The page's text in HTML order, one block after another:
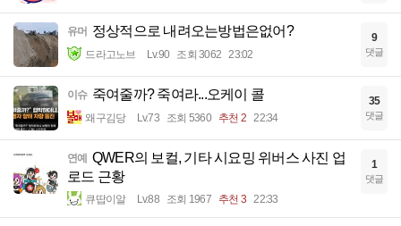
유머 정상적으로 내려오는방법은없어?
드라고노브 Lv.90 조회 3062 23:02
9
댓글
이슈 죽여줄까? 죽여라...오케이 콜
왜구김당 Lv.73 조회 5360 추천 2 22:34
35
댓글
연예 QWER의 보컬, 기타 시요밍 위버스 사진 업
로드 근황
큐땁이알 Lv.88 조회 1967 추천 3 22:33
1
댓글